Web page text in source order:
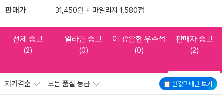
판매가 31,450원 + 마일리지 1,580점
전체 중고
(2)
알라딘 중고
(0)
이 광활한 우주점
(0)
판매자 중고
(2)
반값택배만 보기
저가격순 모든 품질 등급